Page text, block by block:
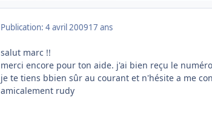
Publication: 4 avril 200917 ans
salut marc !!
merci encore pour ton aide. j'ai bien reçu le
je te tiens bbien sûr au courant et n'hésite a me
amicalement rudy